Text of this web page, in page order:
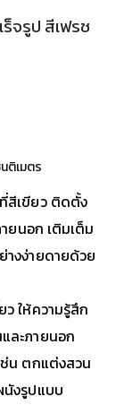
จรูป สีเฟรช
ติเมตร
สีเขียว ติดตั้ง
ยนอก เติมเต็ม
างง่ายดายด้วย
ให้ความรู้สึก
ละภายนอก
ช่น ตกแต่งสวน
นังรูปแบบ